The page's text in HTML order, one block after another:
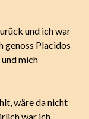
und ich war
genoss Placidos
mich
wäre da nicht
war ich